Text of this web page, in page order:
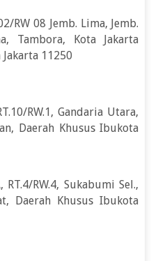
RW 08 Jemb. Lima, Jemb.
Tambora, Kota Jakarta
11250
RW.1, Gandaria Utara,
Daerah Khusus Ibukota
RW.4, Sukabumi Sel.,
Daerah Khusus Ibukota